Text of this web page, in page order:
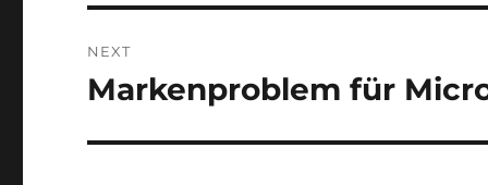
NEXT
Next
Markenproblem für